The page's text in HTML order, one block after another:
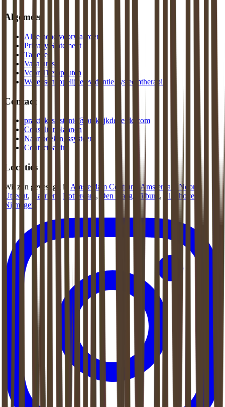
Algemeen
Algemene voorwaarden
Privacy Statement
Tarieven
Vacatures
Voor Therapeuten
Wetenschappelijke evidentie systeemtherapie
Contact
praktijkassistente@praktijkdeliefde.com
Consult inplannen
Naar boekingssysteem
Contactpagina
Locaties
Wij zijn gevestigd in Amsterdam Centrum Amsterdam Noord
Utrecht, Haarlem Rotterdam , Den Haag Tilburg , Eindhoven
Nijmegen